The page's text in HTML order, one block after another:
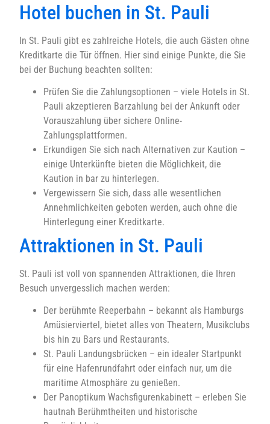
Hotel buchen in St. Pauli
In St. Pauli gibt es zahlreiche Hotels, die auch Gästen ohne
Kreditkarte die Tür öffnen. Hier sind einige Punkte, die Sie
bei der Buchung beachten sollten:
Prüfen Sie die Zahlungsoptionen – viele Hotels in St.
Pauli akzeptieren Barzahlung bei der Ankunft oder
Vorauszahlung über sichere Online-
Zahlungsplattformen.
Erkundigen Sie sich nach Alternativen zur Kaution –
einige Unterkünfte bieten die Möglichkeit, die
Kaution in bar zu hinterlegen.
Vergewissern Sie sich, dass alle wesentlichen
Annehmlichkeiten geboten werden, auch ohne die
Hinterlegung einer Kreditkarte.
Attraktionen in St. Pauli
St. Pauli ist voll von spannenden Attraktionen, die Ihren
Besuch unvergesslich machen werden:
Der berühmte Reeperbahn – bekannt als Hamburgs
Amüsierviertel, bietet alles von Theatern, Musikclubs
bis hin zu Bars und Restaurants.
St. Pauli Landungsbrücken – ein idealer Startpunkt
für eine Hafenrundfahrt oder einfach nur, um die
maritime Atmosphäre zu genießen.
Der Panoptikum Wachsfigurenkabinett – erleben Sie
hautnah Berühmtheiten und historische